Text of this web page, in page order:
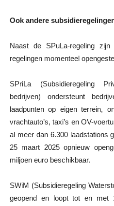
Ook andere
Naast de SPuLa-regeling
regelingen momenteel
SPriLa (Subsidieregeling
bedrijven) ondersteunt
laadpunten op eigen terrein,
vrachtauto’s, taxi’s en OV-
al meer dan 6.300 laadstations
25 maart 2025 opnieuw
miljoen euro beschikbaar.
SWiM (Subsidieregeling
geopend en loopt tot en met